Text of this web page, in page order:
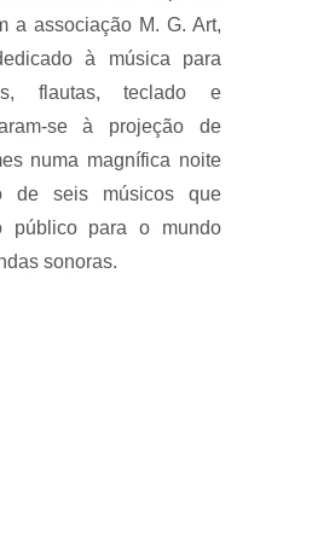
a associação M. G. Art,
à música para
flautas, teclado e
se à projeção de
numa magnífica noite
de seis músicos que
público para o mundo
sonoras.